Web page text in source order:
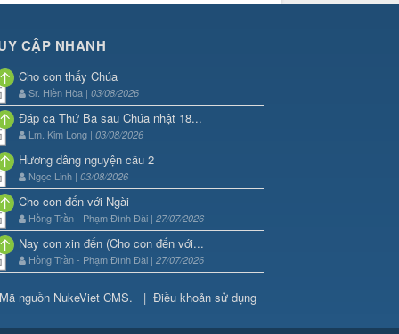
CẬP NHANH
Cho con thấy Chúa
Sr. Hiền Hòa | 03/08/2026
Đáp ca Thứ Ba sau Chúa nhật 18...
Lm. Kim Long | 03/08/2026
Hương dâng nguyện cầu 2
Ngọc Linh | 03/08/2026
Cho con đến với Ngài
Hồng Trần - Phạm Đình Đài | 27/07/2026
Nay con xin đến (Cho con đến với...
Hồng Trần - Phạm Đình Đài | 27/07/2026
Mã nguồn NukeViet CMS. | Điều khoản sử dụng